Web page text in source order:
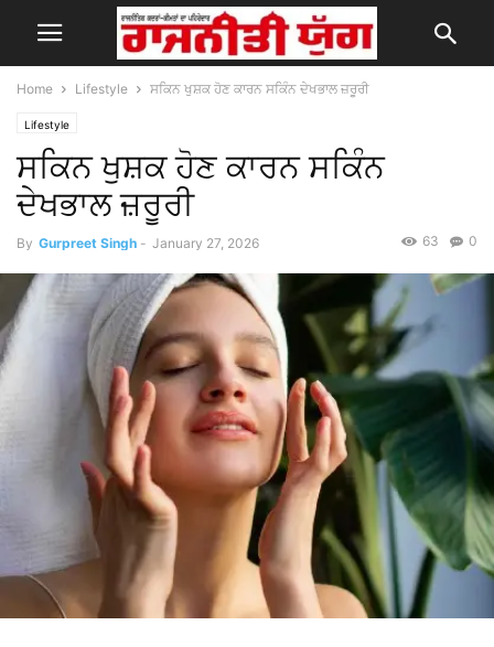
Home Lifestyle ਸਕਿਨ ਖੁਸ਼ਕ ਹੋਣ ਕਾਰਨ ਸਕਿੰਨ ਦੇਖਭਾਲ ਜ਼ਰੂਰੀ
Lifestyle
ਸਕਿਨ ਖੁਸ਼ਕ ਹੋਣ ਕਾਰਨ ਸਕਿੰਨ
ਦੇਖਭਾਲ ਜ਼ਰੂਰੀ
By Gurpreet Singh - January 27, 2026 0
63